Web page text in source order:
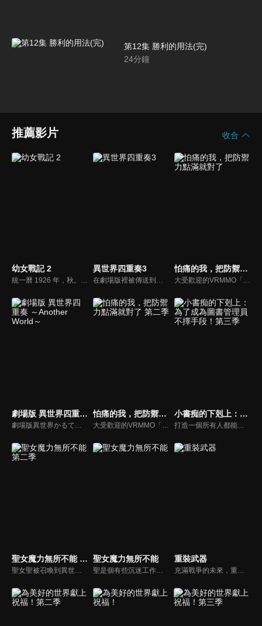
第12集 勝利的用法(完)
24分鐘
推薦影片 收合
幼女戰記 2
統一曆 1926 年，秋。譚雅·馮·提古雷查夫中校，被任命為新編成的沙羅曼達戰鬥群指揮官，再度投身於慘烈的戰線。這支隨機應變編成的戰鬥群，外表雖然精銳強悍，實際上卻不過是東拼西湊的烏合之眾。靠這種陣容真能打仗嗎？譚雅對著荒謬的現實咆哮。雪上加霜的，是來得太早的聯邦寒冬。帝國正在毫無出口的泥沼中苦苦掙扎。各國所追求的，是為了結束這一切的壓倒性勝利。然而，沒有人知道——自己究竟在渴望什麼，而那又真正意味著什麼。無從抗拒地，譚雅仍持續站在動盪的最前線──。
異世界四重奏3
在劇場版裡被傳送到異世界並經歷了戰鬥後，安茲、和真、昴、譚雅、尚文等人從異世界再次穿越並回到了學校。接著，2班迎來了新的轉學生—奧托、加菲爾。正當以為可以再次回到和平的學園生活……孰不知卻瀰漫著一股不安的氣息。
怕痛的我，把防禦力點滿就對了
大受歡迎的VRMMO「NewWorld Online」出現了超強新人？能讓所有攻擊失效，以致死毒的技能徹底蹂躪怪物和玩家！那不尋常的戰鬥英姿，被稱之為「移動要塞」或「最終魔王」。而那位玩家的真面目，居然是一名菜鳥美少女！缺乏遊戲常識的梅普露，把防禦力的屬性點滿，為這毫髮無傷的大冒險，正式拉開序幕！
劇場版 異世界四重奏 ～Another World～
劇場版異世界かるてっと～あなざーわーるど～
怕痛的我，把防禦力點滿就對了 第二季
大受歡迎的VRMMO「NewWorld Online」出現了超強新人？能讓所有攻擊失效，以致死毒的技能徹底蹂躪怪物和玩家！那不尋常的戰鬥英姿，被稱之為「移動要塞」或「最終魔王」。而那位玩家的真面目，居然是一名菜鳥美少女！缺乏遊戲常識的梅普露，把防禦力的屬性點滿，為這毫髮無傷的大冒險，正式拉開序幕！
小書痴的下剋上：為了成為圖書管理員不擇手段！第三季
打造一個所有人都能讀到書的世界成為神殿的青衣見習巫女的梅茵，和路茲、多莉以及孤兒院的孩子們一起製作了兒童用的聖典繪本。對書本的熱情有增無減的梅茵，賦予了約翰與海蒂＂古騰堡＂的封號後，向下一個目標＂活版印刷＂邁進。然而，梅茵的前方卻是一片烏雲籠罩。察覺到擁有強大魔力與奇異知識的梅茵具有利用價值的貴族、以及對梅茵懷恨在心的貴族，暗中盯上了梅茵。
聖女魔力無所不能 第二季
聖女聖被召喚到異世界的奇幻冒險。聖女聖以她對植物的熱愛，進入藥用植物研究所，並以普通人的身分學習製作藥水和使用魔力。然而，她所製作的藥水卻比其他人的效果多出五成，原來她不知不覺中發揮了「聖女」的能力。當她的藥水救了瀕死的騎士團長艾爾伯特時，故事更加展開。
聖女魔力無所不能
聖是個有些沉迷工作的二十幾歲上班族，這天晚上她加班回家，突然被一陣光包圍，結果以「聖女」的身分，被召喚到異世界。而且被召喚的居然有兩個人!?聖活用自己原本就喜歡植物這點，進入藥用植物研究所，以普通人的身分開始工作。她受到約翰所長和裘德前輩的幫助，慢慢學習製作藥水和使用魔力。但她做出來的東西，效果都比別人多出五成，原來她在不知不覺間，發揮了「聖女」的能力。
重裝武器
充滿戰爭的未來，重複又重複的殺戮中，存在著一架架超大型兵器OBJECT。以設計OBJECT為理想的學生庫溫瑟以派遣留學生的身份親自到戰場去，在那裡和OBJECT的操縱者ELITE公主殿下相遇，並且在一次作戰後，與夥伴賀維亞一同以士兵的身份對抗超大型兵器OBJECT。